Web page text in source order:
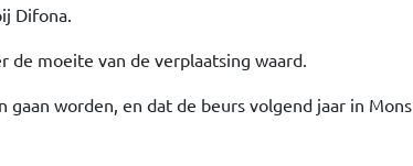
Difona.
de moeite van de verplaatsing waard.
worden, en dat de beurs volgend jaar in Mons